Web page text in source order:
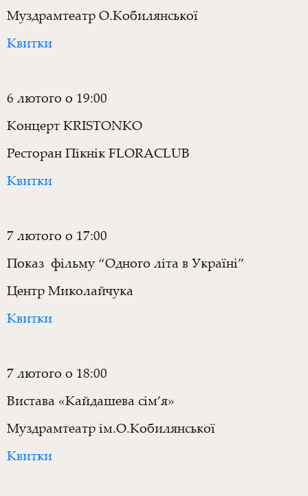
Муздрамтеатр О.Кобилянської
Квитки
6 лютого о 19:00
Концерт KRISTONKO
Ресторан Пікнік FLORACLUB
Квитки
7 лютого о 17:00
Показ фільму “Одного літа в Україні”
Центр Миколайчука
Квитки
7 лютого о 18:00
Вистава «Кайдашева сім’я»
Муздрамтеатрім.О.Кобилянської
Квитки